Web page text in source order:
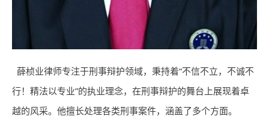
薛桢业律师专注于刑事辩护领域，秉持着“不信不立，不诚不
行！精法以专业”的执业理念，在刑事辩护的舞台上展现着卓
越的风采。他擅长处理各类刑事案件，涵盖了多个方面。